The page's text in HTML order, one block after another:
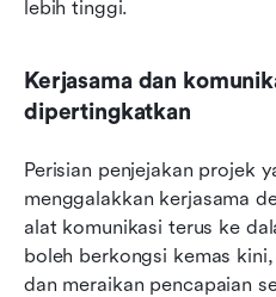
lebih tinggi.
Kerjasama dan
dipertingkatkan
Perisian penjejakan projek
menggalakkan kerjasama
alat komunikasi terus ke
boleh berkongsi kemas
dan meraikan pencapaian